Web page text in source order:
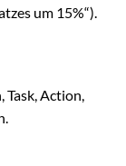
um 15%“).
Task, Action,